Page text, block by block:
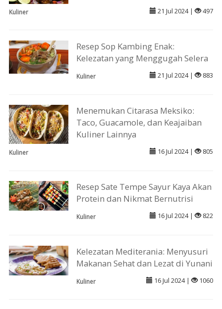
Kuliner 21 Jul 2024 | 497
Resep Sop Kambing Enak:
Kelezatan yang Menggugah Selera
Kuliner 21 Jul 2024 | 883
Menemukan Citarasa Meksiko:
Taco, Guacamole, dan Keajaiban
Kuliner Lainnya
Kuliner 16 Jul 2024 | 805
Resep Sate Tempe Sayur Kaya Akan
Protein dan Nikmat Bernutrisi
Kuliner 16 Jul 2024 | 822
Kelezatan Mediterania: Menyusuri
Makanan Sehat dan Lezat di Yunani
Kuliner 16 Jul 2024 | 1060